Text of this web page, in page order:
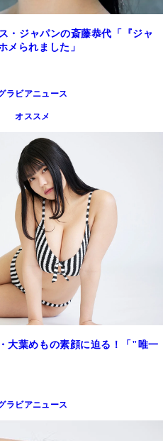
・ジャパンの斎藤恭代「『ジャ
メられました」
ラビアニュース
オススメ
大葉めもの素顔に迫る！「"唯一
ラビアニュース